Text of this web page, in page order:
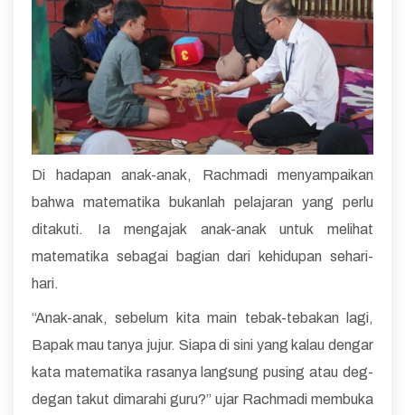
Di hadapan anak-anak, Rachmadi menyampaikan
bahwa matematika bukanlah pelajaran yang perlu
ditakuti. Ia mengajak anak-anak untuk melihat
matematika sebagai bagian dari kehidupan sehari-
hari.
“Anak-anak, sebelum kita main tebak-tebakan lagi,
Bapak mau tanya jujur. Siapa di sini yang kalau dengar
kata matematika rasanya langsung pusing atau deg-
degan takut dimarahi guru?” ujar Rachmadi membuka